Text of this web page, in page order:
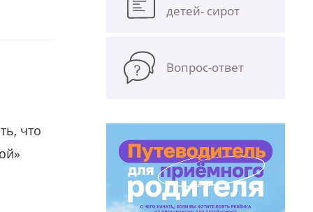
что
детей- сирот
Вопрос-ответ